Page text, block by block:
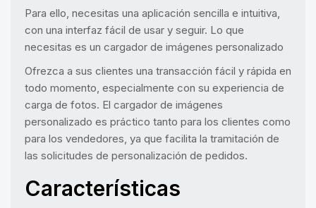
Para ello, necesitas una aplicación sencilla e intuitiva,
con una interfaz fácil de usar y seguir. Lo que
necesitas es un cargador de imágenes personalizado
Ofrezca a sus clientes una transacción fácil y rápida en
todo momento, especialmente con su experiencia de
carga de fotos. El cargador de imágenes
personalizado es práctico tanto para los clientes como
para los vendedores, ya que facilita la tramitación de
las solicitudes de personalización de pedidos.
Características